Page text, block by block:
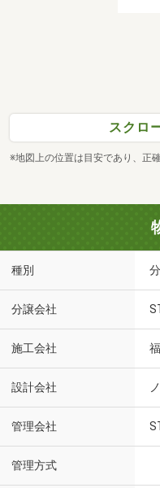
スクロ
※地図上の位置は目安であり、正
種別
分譲会社
施工会社
設計会社
管理会社
管理方式